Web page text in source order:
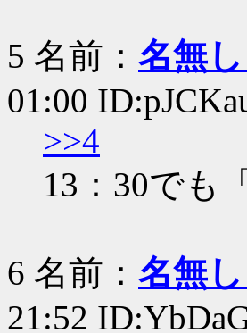
5 名前： 名無
01:00
>>4
13：30でも
6 名前： 名無
21:52